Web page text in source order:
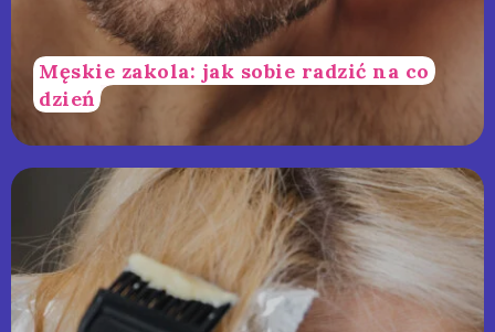
Męskie zakola: jak sobie radzić na co
dzień